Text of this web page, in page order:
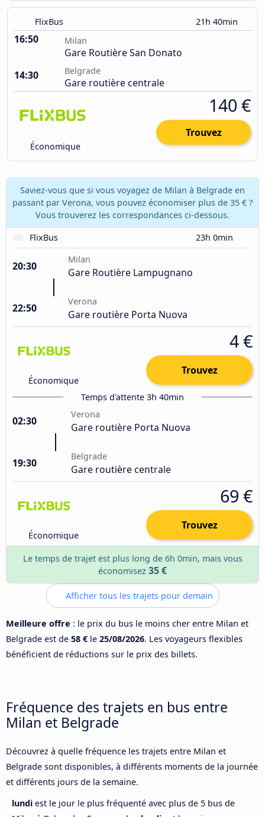
FlixBus 21h 40min
16:50 Milan
Gare Routière San Donato
14:30
Belgrade
Gare routière centrale
Économique
140 €
Trouvez
Saviez-vous que si vous voyagez de Milan à Belgrade en
passant par Verona, vous pouvez économiser plus de 35 € ?
Vous trouverez les correspondances ci-dessous.
FlixBus
23h 0min
20:30
Milan
Gare Routière Lampugnano
22:50
Verona
Gare routière Porta Nuova
Économique
4 €
Trouvez
Temps d'attente 3h 40min
02:30
Verona
Gare routière Porta Nuova
19:30
Belgrade
Gare routière centrale
Économique
69 €
Trouvez
Le temps de trajet est plus long de 6h 0min, mais vous
économisez 35 €
Afficher tous les trajets pour demain
Meilleure offre : le prix du bus le moins cher entre Milan et
Belgrade est de 58 € le 25/08/2026. Les voyageurs flexibles
bénéficient de réductions sur le prix des billets.
Fréquence des trajets en bus entre
Milan et Belgrade
Découvrez à quelle fréquence les trajets entre Milan et
Belgrade sont disponibles, à différents moments de la journée
et différents jours de la semaine.
lundi est le jour le plus fréquenté avec plus de 5 bus de